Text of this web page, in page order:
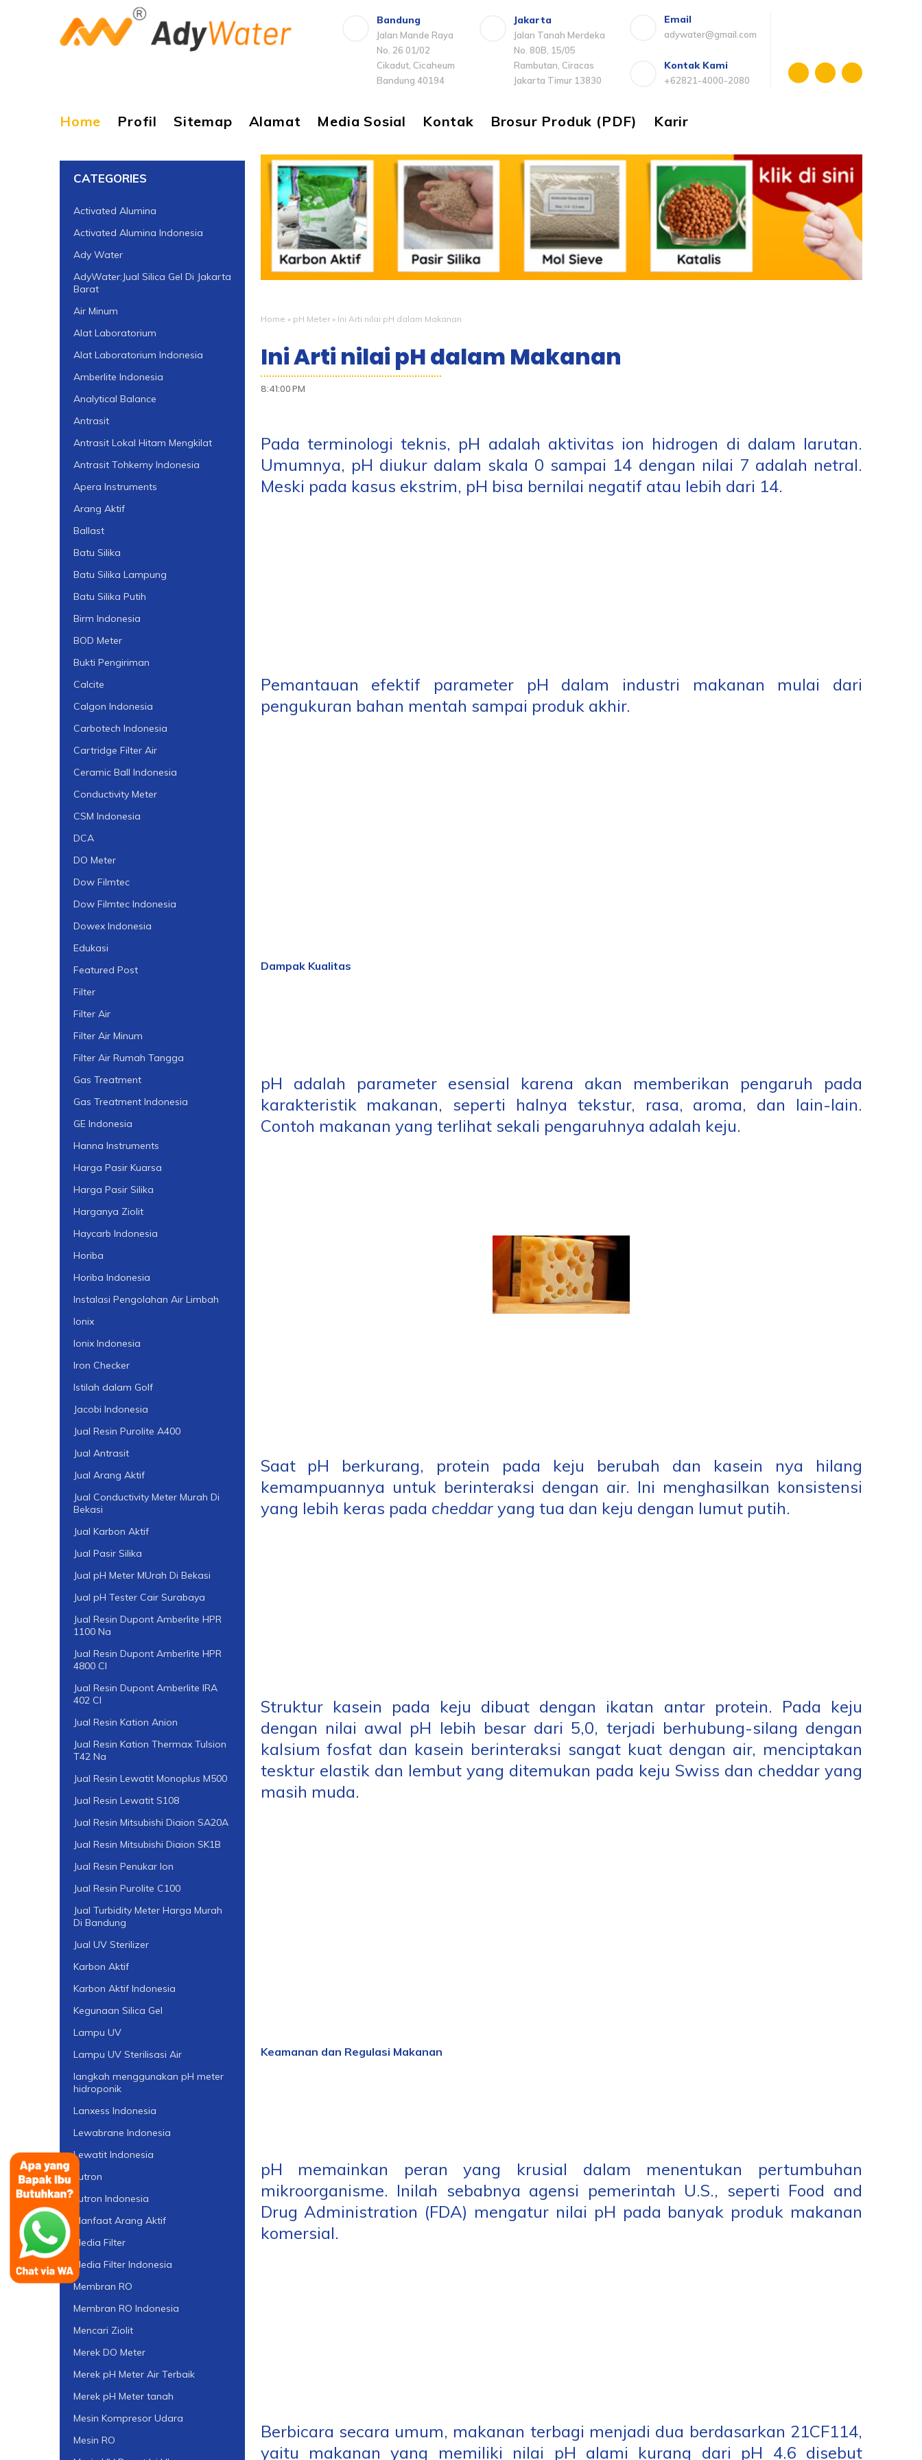
Bandung
Jalan Mande Raya
No. 26 01/02
Cikadut, Cicaheum
Bandung 40194
Jakarta
Jalan Tanah Merdeka
No. 80B, 15/05
Rambutan, Ciracas
Jakarta Timur 13830
Email
adywater@gmail.com
Kontak Kami
+62821-4000-2080
Home Profil Sitemap Alamat Media Sosial Kontak Brosur Produk (PDF) Karir
Home » pH Meter» Ini Arti nilai pH dalam Makanan
Ini Arti nilai pH dalam Makanan
8:41:00 PM
Pada terminologi teknis, pH adalah aktivitas ion hidrogen di dalam larutan.
Umumnya, pH diukur dalam skala 0 sampai 14 dengan nilai 7 adalah netral.
Meski pada kasus ekstrim, pH bisa bernilai negatif atau lebih dari 14.
Pemantauan efektif parameter pH dalam industri makanan mulai dari
pengukuran bahan mentah sampai produk akhir.
Dampak Kualitas
pH adalah parameter esensial karena akan memberikan pengaruh pada
karakteristik makanan, seperti halnya tekstur, rasa, aroma, dan lain-lain.
Contoh makanan yang terlihat sekali pengaruhnya adalah keju.
Saat pH berkurang, protein pada keju berubah dan kasein nya hilang
kemampuannya untuk berinteraksi dengan air. Ini menghasilkan konsistensi
yang lebih keras pada cheddaryang tua dan keju dengan lumut putih.
Struktur kasein pada keju dibuat dengan ikatan antar protein. Pada keju
dengan nilai awal pH lebih besar dari 5,0, terjadi berhubung-silang dengan
kalsium fosfat dan kasein berinteraksi sangat kuat dengan air, menciptakan
tesktur elastik dan lembut yang ditemukan pada keju Swiss dan cheddar yang
masih muda.
Keamanan dan Regulasi Makanan
pH memainkan peran yang krusial dalam menentukan pertumbuhan
mikroorganisme. Inilah sebabnya agensi pemerintah U.S., seperti Food and
Drug Administration (FDA) mengatur nilai pH pada banyak produk makanan
komersial.
Berbicara secara umum, makanan terbagi menjadi dua berdasarkan 21CF114,
yaitu makanan yang memiliki nilai pH alami kurang dari pH 4.6 disebut
CATEGORIES
Activated Alumina
Activated Alumina Indonesia
Ady Water
AdyWater:Jual Silica Gel Di Jakarta
Barat
Air Minum
Alat Laboratorium
Alat Laboratorium Indonesia
Amberlite Indonesia
Analytical Balance
Antrasit
Antrasit Lokal Hitam Mengkilat
Antrasit Tohkemy Indonesia
Apera Instruments
Arang Aktif
Ballast
Batu Silika
Batu Silika Lampung
Batu Silika Putih
Birm Indonesia
BOD Meter
Bukti Pengiriman
Calcite
Calgon Indonesia
Carbotech Indonesia
Cartridge Filter Air
Ceramic Ball Indonesia
Conductivity Meter
CSM Indonesia
DCA
DO Meter
Dow Filmtec
Dow Filmtec Indonesia
Dowex Indonesia
Edukasi
Featured Post
Filter
Filter Air
Filter Air Minum
Filter Air Rumah Tangga
Gas Treatment
Gas Treatment Indonesia
GE Indonesia
Hanna Instruments
Harga Pasir Kuarsa
Harga Pasir Silika
Harganya Ziolit
Haycarb Indonesia
Horiba
Horiba Indonesia
Instalasi Pengolahan Air Limbah
Ionix
Ionix Indonesia
Iron Checker
Istilah dalam Golf
Jacobi Indonesia
Jual Resin Purolite A400
Jual Antrasit
Jual Arang Aktif
Jual Conductivity Meter Murah Di
Bekasi
Jual Karbon Aktif
Jual Pasir Silika
Jual pH Meter MUrah Di Bekasi
Jual pH Tester Cair Surabaya
Jual Resin Dupont Amberlite HPR
1100 Na
Jual Resin Dupont Amberlite HPR
4800 Cl
Jual Resin Dupont Amberlite IRA
402 Cl
Jual Resin Kation Anion
Jual Resin Kation Thermax Tulsion
T42 Na
Jual Resin Lewatit Monoplus M500
Jual Resin Lewatit S108
Jual Resin Mitsubishi Diaion SA20A
Jual Resin Mitsubishi Diaion SK1B
Jual Resin Penukar Ion
Jual Resin Purolite C100
Jual Turbidity Meter Harga Murah
Di Bandung
Jual UV Sterilizer
Karbon Aktif
Karbon Aktif Indonesia
Kegunaan Silica Gel
Lampu UV
Lampu UV Sterilisasi Air
langkah menggunakan pH meter
hidroponik
Lanxess Indonesia
Lewabrane Indonesia
Lewatit Indonesia
Lutron
Lutron Indonesia
Manfaat Arang Aktif
Media Filter
Media Filter Indonesia
Membran RO
Membran RO Indonesia
Mencari Ziolit
Merek DO Meter
Merek pH Meter Air Terbaik
Merek pH Meter tanah
Mesin Kompresor Udara
Mesin RO